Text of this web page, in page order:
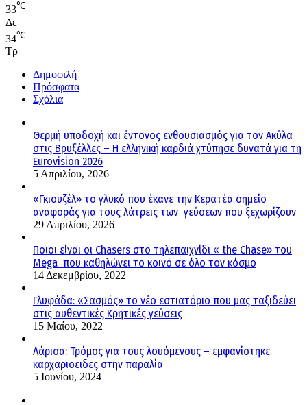
33℃
Δε
34℃
Τρ
Δημοφιλή
Πρόσφατα
Σχόλια
Θερμή υποδοχή και έντονος ενθουσιασμός για τον Ακύλα
στις Βρυξέλλες – Η ελληνική καρδιά χτύπησε δυνατά για τη
Eurovision 2026
5 Απριλίου, 2026
«Γκιουζέλ» το γλυκό που έκανε την Κερατέα σημείο
αναφοράς για τους λάτρεις των γεύσεων που ξεχωρίζουν
29 Απριλίου, 2026
Ποιοι είναι οι Chasers στο τηλεπαιχνίδι « the Chase» του
Mega που καθηλώνει το κοινό σε όλο τον κόσμο
14 Δεκεμβρίου, 2022
Γλυφάδα: «Σασμός» το νέο εστιατόριο που μας ταξιδεύει
στις αυθεντικές Κρητικές γεύσεις
15 Μαΐου, 2022
Λάρισα: Τρόμος για τους λουόμενους – εμφανίστηκε
καρχαριοειδες στην παραλία
5 Ιουνίου, 2024